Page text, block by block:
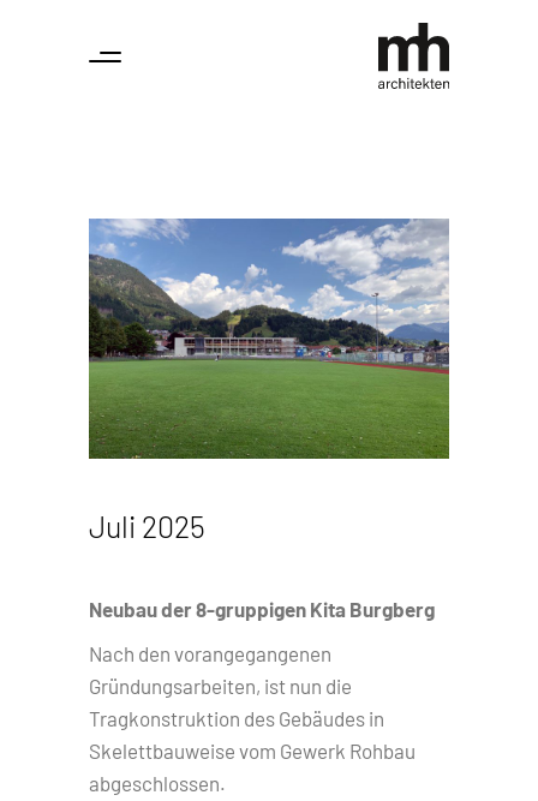
Juli 2025
Neubau der 8-gruppigen Kita Burgberg
Nach den vorangegangenen
Gründungsarbeiten, ist nun die
Tragkonstruktion des Gebäudes in
Skelettbauweise vom Gewerk Rohbau
abgeschlossen.